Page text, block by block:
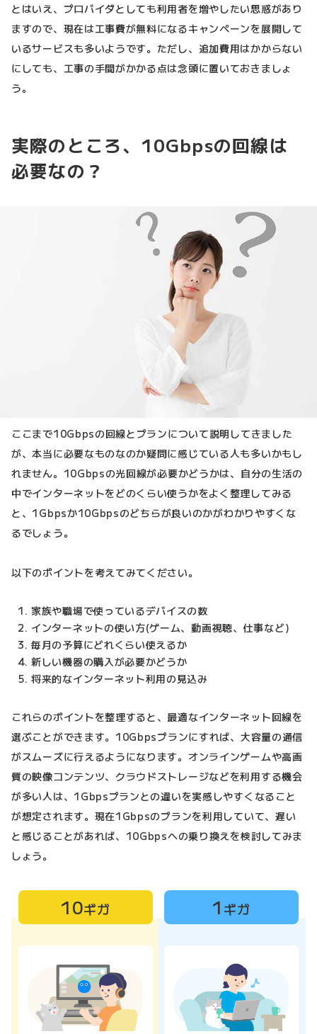
とはいえ、プロバイダとしても利用者を増やしたい思惑があり
ますので、現在は工事費が無料になるキャンペーンを展開して
いるサービスも多いようです。ただし、追加費用はかからない
にしても、工事の手間がかかる点は念頭に置いておきましょ
う。
実際のところ、10Gbpsの回線は
必要なの？
ここまで10Gbpsの回線とプランについて説明してきました
が、本当に必要なものなのか疑問に感じている人も多いかもし
れません。10Gbpsの光回線が必要かどうかは、自分の生活の
中でインターネットをどのくらい使うかをよく整理してみる
と、1Gbpsか10Gbpsのどちらが良いのかがわかりやすくな
るでしょう。
以下のポイントを考えてみてください。
家族や職場で使っているデバイスの数
インターネットの使い方(ゲーム、動画視聴、仕事など)
毎月の予算にどれくらい使えるか
新しい機器の購入が必要かどうか
将来的なインターネット利用の見込み
これらのポイントを整理すると、最適なインターネット回線を
選ぶことができます。10Gbpsプランにすれば、大容量の通信
がスムーズに行えるようになります。オンラインゲームや高画
質の映像コンテンツ、クラウドストレージなどを利用する機会
が多い人は、1Gbpsプランとの違いを実感しやすくなること
が想定されます。現在1Gbpsのプランを利用していて、遅い
と感じることがあれば、10Gbpsへの乗り換えを検討してみま
しょう。
10ギガ 1 ギガ